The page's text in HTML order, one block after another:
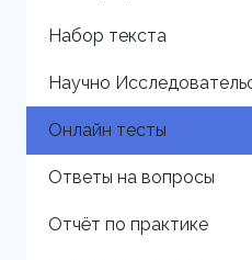
Набор текста
Научно
Онлайн тесты
Ответы на вопросы
Отчёт по практике